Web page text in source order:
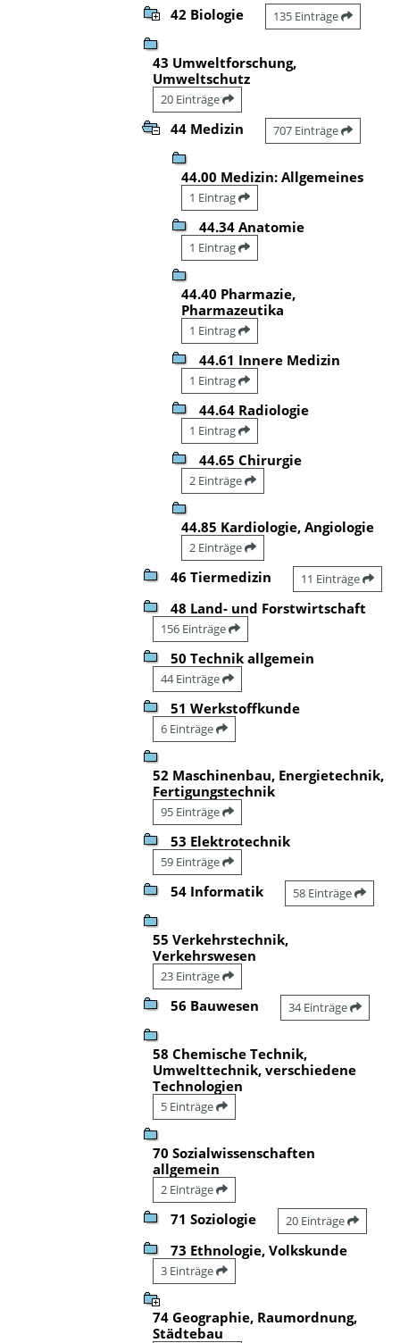
42 Biologie 135 Einträge
43 Umweltforschung,
Umweltschutz
20 Einträge
44 Medizin 707 Einträge
44.00 Medizin: Allgemeines
1 Eintrag
44.34 Anatomie
1 Eintrag
44.40 Pharmazie,
Pharmazeutika
1 Eintrag
44.61 Innere Medizin
1 Eintrag
44.64 Radiologie
1 Eintrag
44.65 Chirurgie
2 Einträge
44.85 Kardiologie, Angiologie
2 Einträge
46 Tiermedizin 11 Einträge
48 Land- und Forstwirtschaft
156 Einträge
50 Technik allgemein
44 Einträge
51 Werkstoffkunde
6 Einträge
52 Maschinenbau, Energietechnik,
Fertigungstechnik
95 Einträge
53 Elektrotechnik
59 Einträge
54 Informatik 58 Einträge
55 Verkehrstechnik,
Verkehrswesen
23 Einträge
56 Bauwesen 34 Einträge
58 Chemische Technik,
Umwelttechnik, verschiedene
Technologien
5 Einträge
70 Sozialwissenschaften
allgemein
2 Einträge
71 Soziologie 20 Einträge
73 Ethnologie, Volkskunde
3 Einträge
74 Geographie, Raumordnung,
Städtebau